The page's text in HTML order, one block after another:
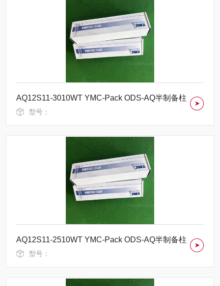
AQ12S11-3010WT YMC-Pack ODS-AQ半制备柱
型号：
AQ12S11-2510WT YMC-Pack ODS-AQ半制备柱
型号：